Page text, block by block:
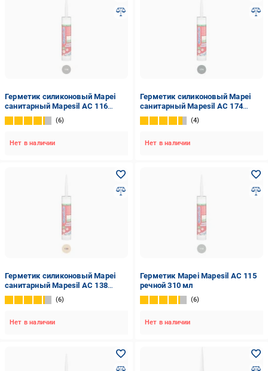
Герметик силиконовый Mapei
санитарный Mapesil AC 116
серый мох 310 мл
6
Нет в наличии
Герметик силиконовый Mapei
санитарный Mapesil AC 174
торнадо 310 мл
4
Нет в наличии
Герметик силиконовый Mapei
санитарный Mapesil AC 138
миндаль миндальный 310 мл
6
Нет в наличии
Герметик Mapei Mapesil AC 115
речной 310 мл
6
Нет в наличии